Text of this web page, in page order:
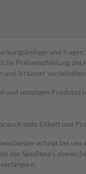
und
Preisempfehlung des
und Irrtümer
und sonstigen
stets Etikett und
erfolgt bei
des Spediteurs